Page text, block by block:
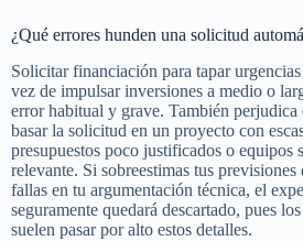
¿Qué errores hunden una solicitud
Solicitar financiación para tapar
vez de impulsar inversiones a medio o
error habitual y grave. También perjudica
basar la solicitud en un proyecto con
presupuestos poco justificados o equipos
relevante. Si sobreestimas tus previsiones
fallas en tu argumentación técnica, el
seguramente quedará descartado, pues
suelen pasar por alto estos detalles.